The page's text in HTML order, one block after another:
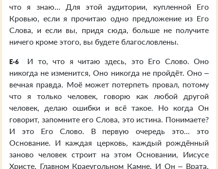
что я знаю... Для этой аудитории, купленной Его
Кровью, если я прочитаю одно предложение из Его
Слова, и если вы, придя сюда, больше не получите
ничего кроме этого, вы будете благословлены.
E-6
И то, что я читаю здесь, это Его Слово. Оно
никогда не изменится, Оно никогда не пройдёт. Оно –
вечная правда. Моё может потерпеть провал, потому
что я только человек, говорю как любой другой
человек, делаю ошибки и всё такое. Но когда Он
говорит, запомните его Слова, это истина. Понимаете?
И это Его Слово. В первую очередь это... это
Основание. И каждая церковь, каждый рождённый
заново человек строит на этом Основании, Иисусе
Христе, Главном Краеугольном Камне. И Он – Врата,